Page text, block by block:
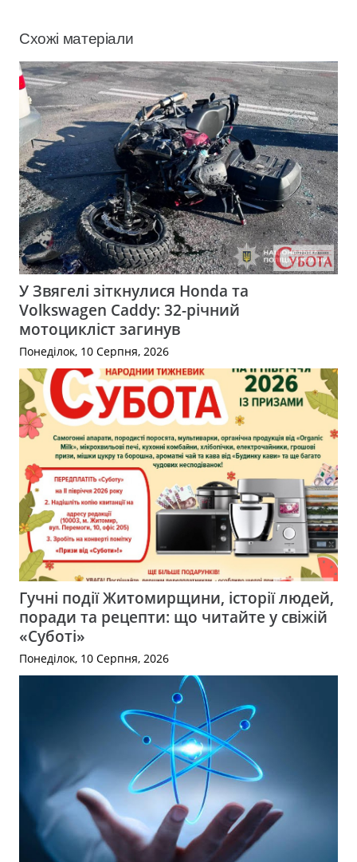
Схожі матеріали
У Звягелі зіткнулися Honda та
Volkswagen Caddy: 32-річний
мотоцикліст загинув
Понеділок, 10 Серпня, 2026
Гучні події Житомирщини, історії людей,
поради та рецепти: що читайте у свіжій
«Суботі»
Понеділок, 10 Серпня, 2026